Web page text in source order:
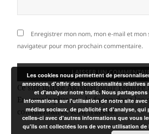
Enregistrer mon nom, mon e-mail et mon
navigateur pour mon prochain commentaire.
Ce site utilise Akismet pour réduire
En savoir plus sur la façon dont les
commentaires sont traitées.
Les cookies nous permettent de
annonces, d'offrir des fonctionnalités relatives
et d'analyser notre trafic. Nous partageons
informations sur l'utilisation de notre site avec
médias sociaux, de publicité et d'analyse, qui
celles-ci avec d'autres informations que vous
qu'ils ont collectées lors de votre utilisation de